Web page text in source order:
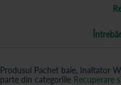
Produsul Pachet baie, Inaltator
parte din categoriile Recuperare